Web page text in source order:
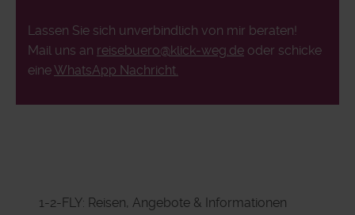
Lassen Sie sich unverbindlich von mir beraten!
Mail uns an reisebuero@klick-weg.de oder schicke
eineWhatsApp Nachricht.
1-2-FLY: Reisen, Angebote & Informationen